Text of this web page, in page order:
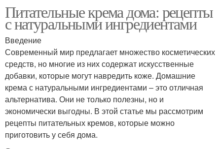
Питательные крема дома: рецепты
с натуральными ингредиентами
Введение
Современный мир предлагает множество косметических
средств, но многие из них содержат искусственные
добавки, которые могут навредить коже. Домашние
крема с натуральными ингредиентами – это отличная
альтернатива. Они не только полезны, но и
экономически выгодны. В этой статье мы рассмотрим
рецепты питательных кремов, которые можно
приготовить у себя дома.